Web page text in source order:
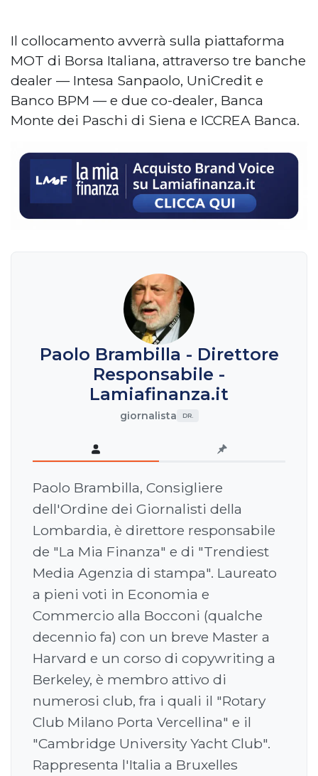
Il collocamento avverrà sulla piattaforma
MOT di Borsa Italiana, attraverso tre banche
dealer — Intesa Sanpaolo, UniCredit e
Banco BPM — e due co-dealer, Banca
Monte dei Paschi di Siena e ICCREA Banca.
Paolo Brambilla - Direttore
Responsabile -
Lamiafinanza.it
giornalista DR.
Paolo Brambilla, Consigliere
dell'Ordine dei Giornalisti della
Lombardia, è direttore responsabile
de "La Mia Finanza" e di "Trendiest
Media Agenzia di stampa". Laureato
a pieni voti in Economia e
Commercio alla Bocconi (qualche
decennio fa) con un breve Master a
Harvard e un corso di copywriting a
Berkeley, è membro attivo di
numerosi club, fra i quali il "Rotary
Club Milano Porta Vercellina" e il
"Cambridge University Yacht Club".
Rappresenta l'Italia a Bruxelles